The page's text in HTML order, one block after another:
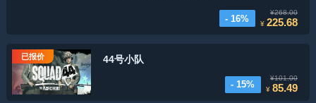
- 16%
¥268.00
¥225.68
已报价 44号小队
- 15%
¥101.00
¥85.49